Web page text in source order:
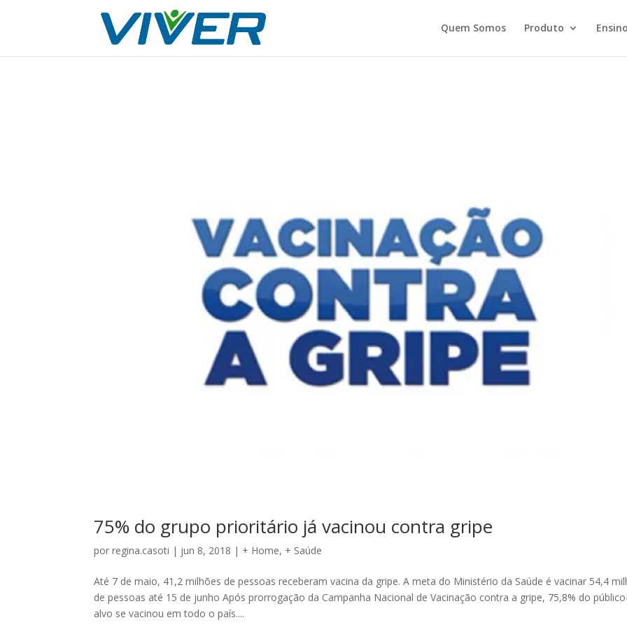
Quem Somos Produto
75% do grupo prioritário já vacinou contra gripe
porregina.casoti | jun 8, 2018 | + Home, + Saúde
Até 7 de maio, 41,2 milhões de pessoas receberam vacina da gripe. A meta do Ministério da Saúde é vacinar 54,4
de pessoas até 15 de junho Após prorrogação da Campanha Nacional de Vacinação contra a gripe, 75,8% do
alvo se vacinou em todo o país....